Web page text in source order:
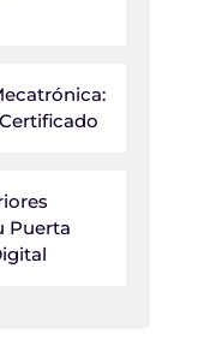
Puerta